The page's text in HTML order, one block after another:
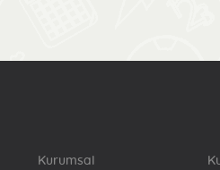
2022 Lisans Temel Soru
Kurumsal